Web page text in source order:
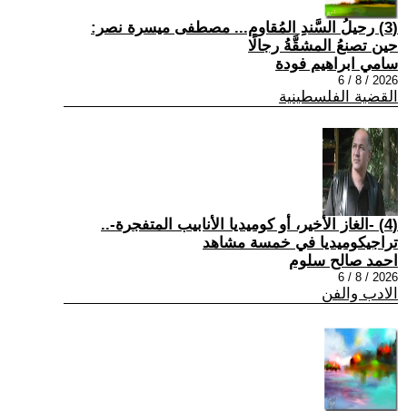
(3) رحيلُ السَّندِ المُقاوم... مصطفى ميسرة نصر:
حين تصنعُ المشقَّةُ رجالًا
سامي ابراهيم فودة
2026 / 8 / 6
القضية الفلسطينية
(4) -الغاز الأخير، أو كوميديا الأنابيب المتفجرة-..
تراجيكوميديا في خمسة مشاهد
احمد صالح سلوم
2026 / 8 / 6
الادب والفن